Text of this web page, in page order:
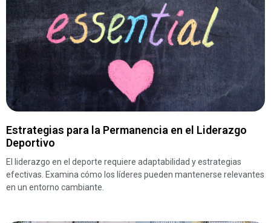
Estrategias para la Permanencia en el Liderazgo
Deportivo
El liderazgo en el deporte requiere adaptabilidad y estrategias
efectivas. Examina cómo los líderes pueden mantenerse relevantes
en un entorno cambiante.